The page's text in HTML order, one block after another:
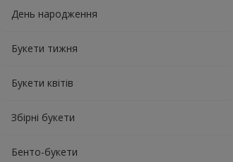
День народження
Букети тижня
Букети квітів
Збірні букети
Бенто-букети